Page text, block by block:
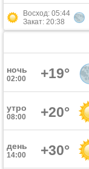
Восход: 05:44
Закат: 20:38
ночь
02:00 +19°
утро
08:00 +20°
день
14:00 +30°